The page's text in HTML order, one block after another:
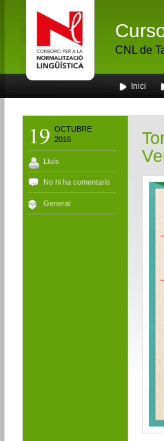
CNL de
Inici
19 OCTUBRE
2016
Lluís
No hi ha comentaris
General